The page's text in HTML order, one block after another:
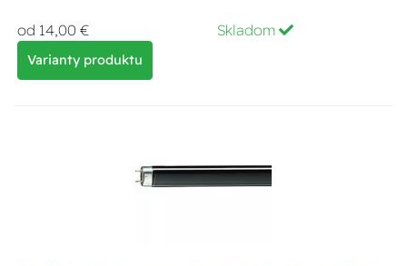
od 14,00 € Skladom
Varianty produktu